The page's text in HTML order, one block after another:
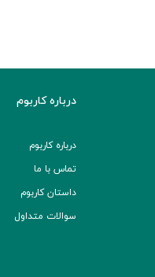
درباره کاربوم
درباره کاربوم
تماس با ما
داستان کاربوم
سوالات متداول